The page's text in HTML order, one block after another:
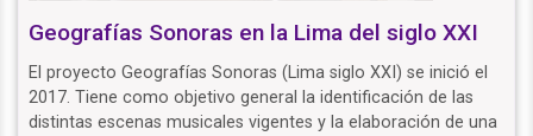
Geografías Sonoras en la Lima del siglo XXI
El proyecto Geografías Sonoras (Lima siglo XXI) se inició el
2017. Tiene como objetivo general la identificación de las
distintas escenas musicales vigentes y la elaboración de una